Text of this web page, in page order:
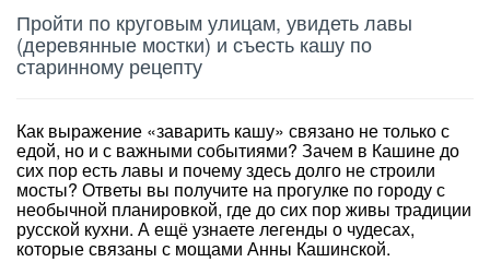
Пройти по круговым улицам, увидеть лавы
(деревянные мостки) и съесть кашу по
старинному рецепту
Как выражение «заварить кашу» связано не только с
едой, но и с важными событиями? Зачем в Кашине до
сих пор есть лавы и почему здесь долго не строили
мосты? Ответы вы получите на прогулке по городу с
необычной планировкой, где до сих пор живы традиции
русской кухни. А ещё узнаете легенды о чудесах,
которые связаны с мощами Анны Кашинской.